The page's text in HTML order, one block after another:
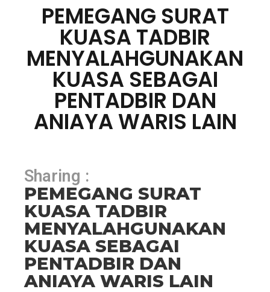
PEMEGANG SURAT
KUASA TADBIR
MENYALAHGUNAKAN
KUASA SEBAGAI
PENTADBIR DAN
ANIAYA WARIS LAIN
Sharing :
PEMEGANG SURAT
KUASA TADBIR
MENYALAHGUNAKAN
KUASA SEBAGAI
PENTADBIR DAN
ANIAYA WARIS LAIN